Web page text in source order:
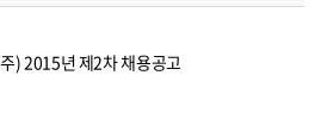
) 2015년 제2차 채용공고